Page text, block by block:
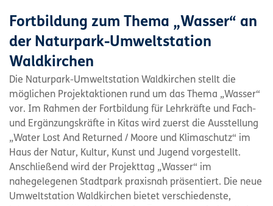
Fortbildung zum Thema „Wasser“ an
der Naturpark-Umweltstation
Waldkirchen
Die Naturpark-Umweltstation Waldkirchen stellt die
möglichen Projektaktionen rund um das Thema „Wasser“
vor. Im Rahmen der Fortbildung für Lehrkräfte und Fach-
und Ergänzungskräfte in Kitas wird zuerst die Ausstellung
„Water Lost And Returned / Moore und Klimaschutz“ im
Haus der Natur, Kultur, Kunst und Jugend vorgestellt.
Anschließend wird der Projekttag „Wasser“ im
nahegelegenen Stadtpark praxisnah präsentiert. Die neue
Umweltstation Waldkirchen bietet verschiedenste,